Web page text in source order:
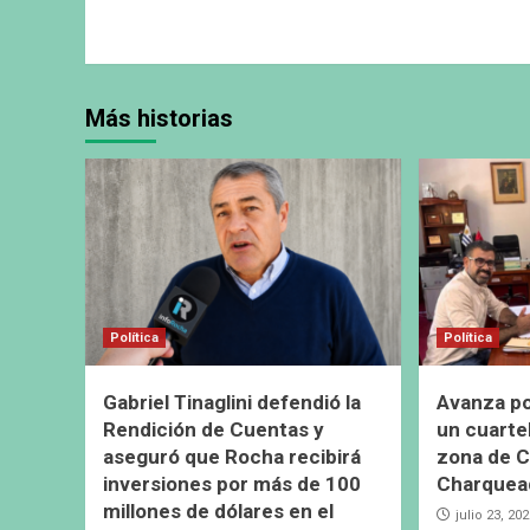
Más historias
Política
Gabriel Tinaglini defendió la
Rendición de Cuentas y
aseguró que Rocha recibirá
inversiones por más de 100
millones de dólares en el
Política
Avanza
un
zona de
julio 23,